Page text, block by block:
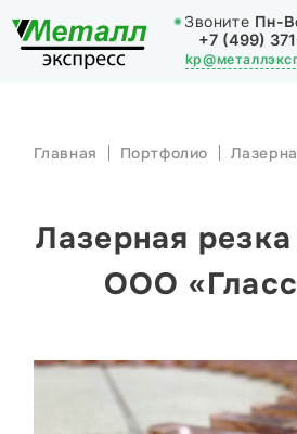
Звоните Пн-
+7 (499)
ОБРАБОТКА МЕТАЛЛА
ИЗДЕЛИЯ
НАШИ РАБОТЫ
О КОМПАНИИ
Главная Портфолио
Лазерная
ООО